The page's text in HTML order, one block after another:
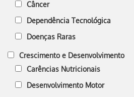
Câncer
Dependência Tecnológica
Doenças Raras
Crescimento e Desenvolvimento
Carências Nutricionais
Desenvolvimento Motor